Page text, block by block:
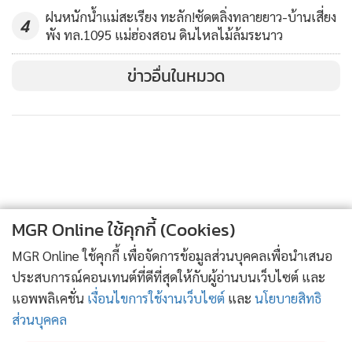
ทัศนวิสัยที่ไม่ดีอย่างมากในรอบปีนี้ ทำให้ในสายวันนี้ สายการบิน
ทั้งสองสาย คือ บางกอกแอร์เวย์ส กรุงเทพมหานคร-ลำปาง ใน
เที่ยวบินแรกต้องเลื่อนออกไปกว่า 2 ชั่วโมง โดยเครื่องบินไม่
สามารถขึ้นลงได้ ต้องนำผู้โดยสารที่มาจากกรุงเทพฯ ไปลงที่ท่า
เดียวกัน เดิมทีจะต้องลงในเวลา 10.40 น. แต่ประสบปัญหา
หมอกควันจึงทำให้ต้องยกเลิกเที่ยวบินและรอจนกว่าสภาพ
อากาศจะดีขึ้นจึงจะออกบินจากกรุงเทพฯ มาลำปางเพื่อความ
ปลอดภัยของนักบินและผู้โดยสาร
อย่างไรก็ตาม ท่าอากาศยาน จ.ลำปางต้องเปิดไฟบนพื้นรันเวย์
เพื่อช่วยเพิ่มการมองเห็นเส้นทางของรันเวย์ให้ชัดเจนมากยิ่งขึ้น
4
ฝนหนักน้ำแม่สะเรียง ทะลัก!ซัดตลิ่งทลายยาว-บ้านเสี่ยง
พัง ทล.1095 แม่ฮ่องสอน ดินไหลไม้ล้มระนาว
ข่าวอื่นในหมวด
MGR Online ใช้คุกกี้ (Cookies)
MGR Online ใช้คุกกี้ เพื่อจัดการข้อมูลส่วนบุคคลเพื่อนำเสนอ
ประสบการณ์คอนเทนต์ที่ดีที่สุดให้กับผู้อ่านบนเว็บไซต์ และ
แอพพลิเคชั่น เงื่อนไขการใช้งานเว็บไซต์ และ นโยบายสิทธิ
ส่วนบุคคล